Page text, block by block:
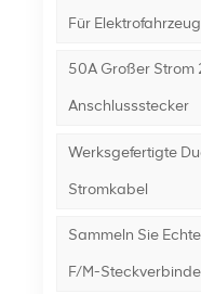
Für
50A Großer Strom
Anschlussstecker
Werksgefertigte
Stromkabel
Sammeln Sie
F/m-